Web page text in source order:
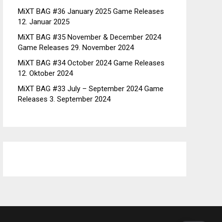
MiXT BAG #36 January 2025 Game Releases
12. Januar 2025
MiXT BAG #35 November & December 2024
Game Releases 29. November 2024
MiXT BAG #34 October 2024 Game Releases
12. Oktober 2024
MiXT BAG #33 July – September 2024 Game
Releases 3. September 2024